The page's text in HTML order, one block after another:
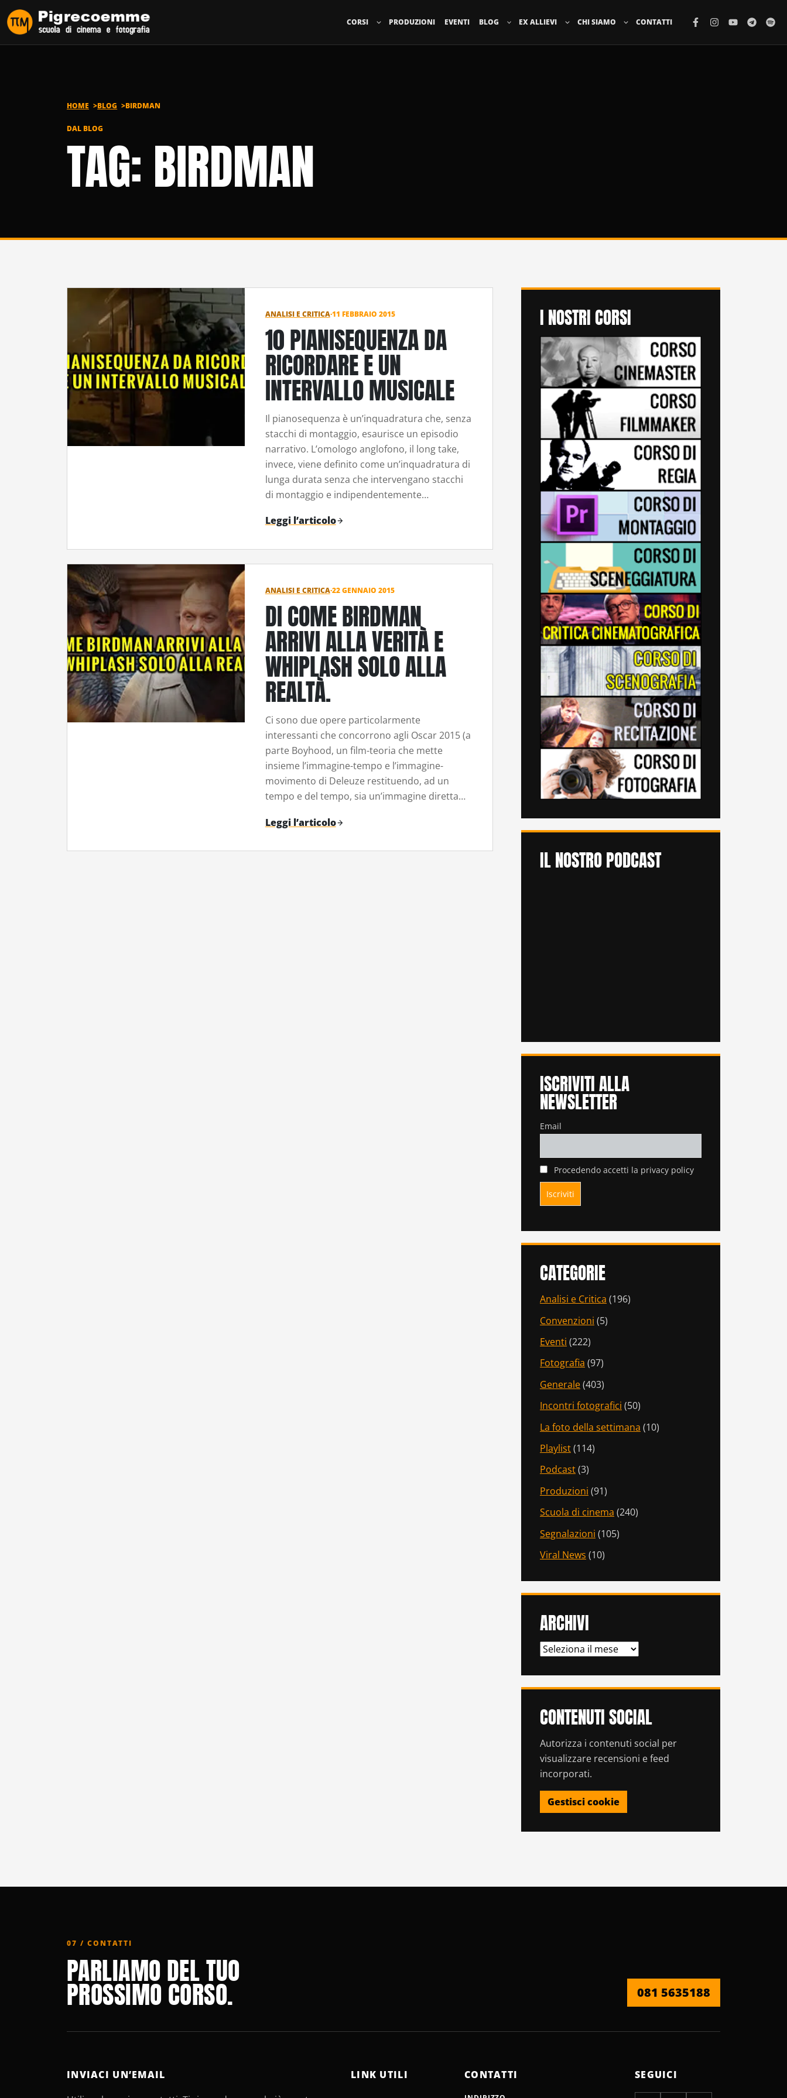
Vai al contenuto
CORSI PRODUZIONI EVENTI BLOG EX ALLIEVI CHI SIAMO CONTATTI
HOME BLOG BIRDMAN
DAL BLOG
TAG: BIRDMAN
ANALISI E CRITICA·11 FEBBRAIO 2015
10 PIANISEQUENZA DA
RICORDARE E UN
INTERVALLO MUSICALE
Il pianosequenza è un’inquadratura che, senza
stacchi di montaggio, esaurisce un episodio
narrativo. L’omologo anglofono, il long take,
invece, viene definito come un’inquadratura di
lunga durata senza che intervengano stacchi
di montaggio e indipendentemente…
Leggi l’articolo
ANALISI E CRITICA·22 GENNAIO 2015
DI COME BIRDMAN
ARRIVI ALLA VERITÀ E
WHIPLASH SOLO ALLA
REALTÀ.
Ci sono due opere particolarmente
interessanti che concorrono agli Oscar 2015 (a
parte Boyhood, un film-teoria che mette
insieme l’immagine-tempo e l’immagine-
movimento di Deleuze restituendo, ad un
tempo e del tempo, sia un’immagine diretta…
Leggi l’articolo
I NOSTRI CORSI
IL NOSTRO PODCAST
ISCRIVITI ALLA
NEWSLETTER
Email
Procedendo accetti la privacy policy
CATEGORIE
Analisi e Critica (196)
Convenzioni (5)
Eventi (222)
Fotografia (97)
Generale(403)
Incontri fotografici (50)
La foto della settimana (10)
Playlist(114)
Podcast(3)
Produzioni (91)
Scuola di cinema (240)
Segnalazioni (105)
Viral News (10)
ARCHIVI
ARCHIVI
CONTENUTI SOCIAL
Autorizza i contenuti social per
visualizzare recensioni e feed
incorporati.
Gestisci cookie
07 / CONTATTI
PARLIAMO DEL TUO
PROSSIMO CORSO. 081 5635188
INVIACI UN’EMAIL
LINK UTILI CONTATTI SEGUICI